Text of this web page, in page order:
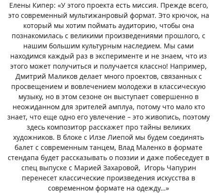
Елены Кипер: «У этого проекта есть миссия. Прежде всего,
это современный мультижанровый формат. Это крючок, на
который мы хотим поймать аудиторию, чтобы она
познакомилась с великими произведениями прошлого, с
нашим большим культурным наследием. Мы сами
находимся каждый раз в эксперименте и не знаем, что из
этого может получиться и получается классно! Например,
Дмитрий Маликов делает много проектов, связанных с
просвещением и вовлечением молодежи в классическую
музыку, но в этом сезоне он выступает совершенно в
неожиданном для зрителей амплуа, потому что мало кто
знает, что еще одно его увлечение – это живопись, поэтому
здесь композитор расскажет про тайны великих
художников. В блоке с Илзе Лиепой мы будем соединять
балет с современным танцем, Влад Маленко в формате
стендапа будет рассказывать о поэзии и даже побеседует в
спец выпуске с Марией Захаровой, Игорь Чапурин
перенесет классические произведения искусства в
современном формате на одежду…»